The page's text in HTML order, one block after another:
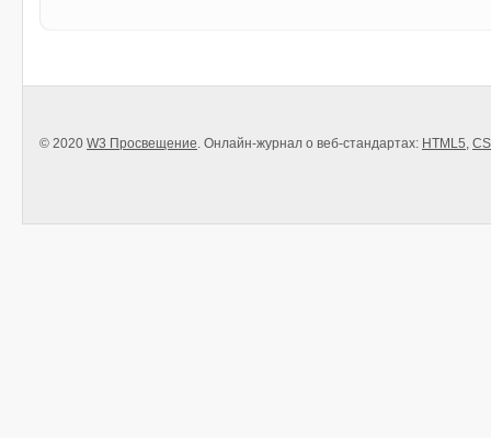
© 2020 W3 Просвещение . Онлайн-журнал о веб-стандартах: HTML5